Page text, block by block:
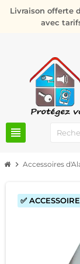
Livraison offerte
avec
view_headline
chevron_right Accessoires
✅